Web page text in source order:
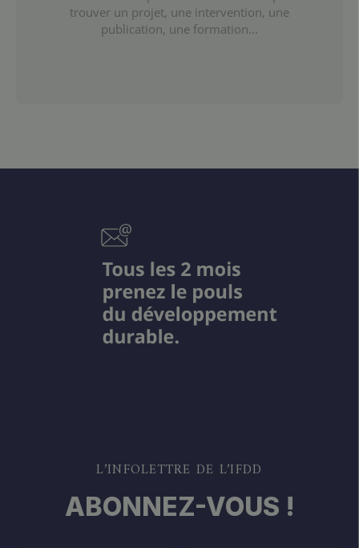
trouver un projet, une intervention, une
publication, une formation...
L’INFOLETTRE DE L’IFDD
ABONNEZ-VOUS !